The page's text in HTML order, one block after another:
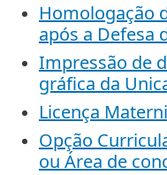
Homologação
após a Defesa
Impressão de
gráfica da
Licença
Opção
ou Área de